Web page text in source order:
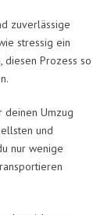
zuverlässige
stressig ein
diesen Prozess so
deinen Umzug
und
nur wenige